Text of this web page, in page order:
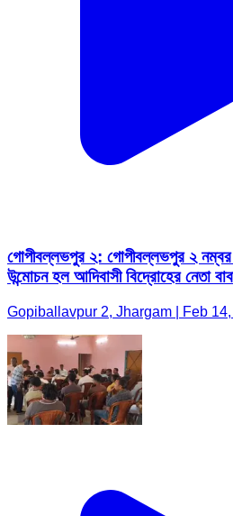
গোপীবল্লভপুর ২: গোপীবল্লভপুর ২ নম্বর
উন্মোচন হল আদিবাসী বিদ্রোহের নেতা
Gopiballavpur 2, Jhargam | Feb